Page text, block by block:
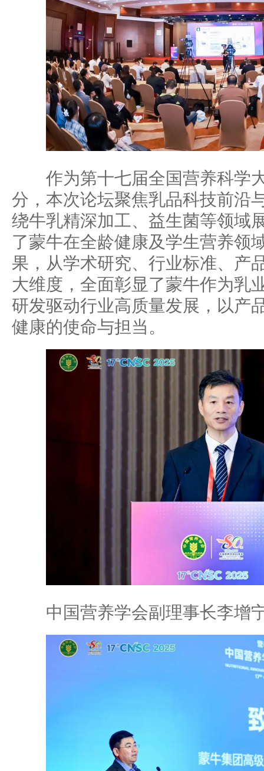
作为第十七届全国营养科学
分，本次论坛聚焦乳品科技前沿
绕牛乳精深加工、益生菌等领域
了蒙牛在全龄健康及学生营养领
果，从学术研究、行业标准、产
大维度，全面彰显了蒙牛作为乳
研发驱动行业高质量发展，以产
健康的使命与担当。
中国营养学会副理事长李增